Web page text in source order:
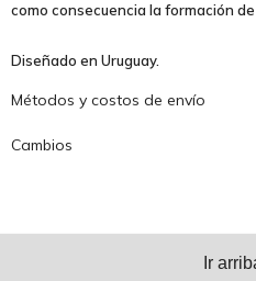
como consecuencia la formación
Diseñado en Uruguay.
Métodos y costos de envío
Cambios
Ir